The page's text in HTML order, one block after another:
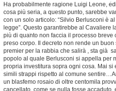
Ha probabilmente ragione Luigi Leone,
cosa più seria, a questo punto, sarebbe
con un solo articolo: “Silvio Berlusconi è
legge”. Questo garantirebbe al Cavaliere
più di quanto non faccia il processo breve
preso corpo. Il decreto non rende un buon
premier per la rabbia che salirà , sta già
popolo al quale Berlusconi si appella per
propria investitura sopra ogni cosa. Mai si
simili strappi rispetto al comune
un blasfemo rosaio di oltre centomila
cancellato, come se nulla fosse accaduto,